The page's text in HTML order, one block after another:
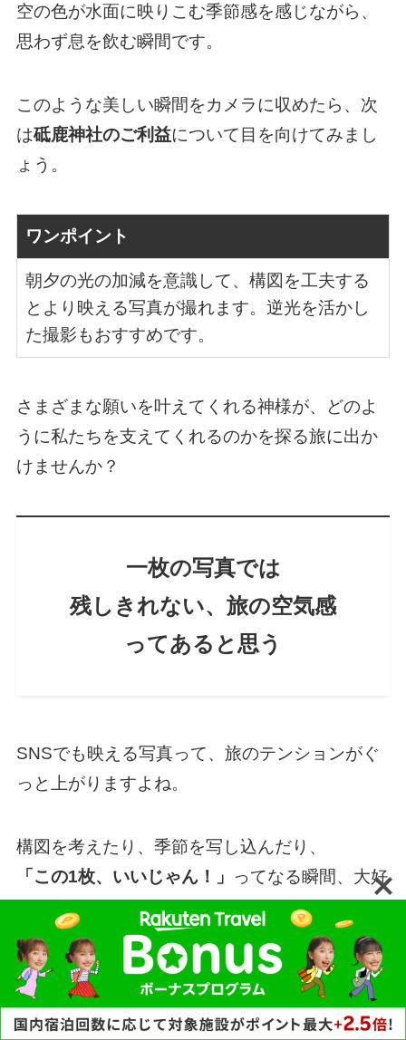
空の色が水面に映りこむ季節感を感じながら、
思わず息を飲む瞬間です。
このような美しい瞬間をカメラに収めたら、次
は砥鹿神社のご利益について目を向けてみまし
ょう。
ワンポイント
朝夕の光の加減を意識して、構図を工夫する
とより映える写真が撮れます。逆光を活かし
た撮影もおすすめです。
さまざまな願いを叶えてくれる神様が、どのよ
うに私たちを支えてくれるのかを探る旅に出か
けませんか？
一枚の写真では
残しきれない、旅の空気感
ってあると思う
SNSでも映える写真って、旅のテンションがぐ
っと上がりますよね。
構図を考えたり、季節を写し込んだり、
「この1枚、いいじゃん！」
ってなる瞬間、大好
でも最近、ふと思ったんです。
「ああ、動画にしとけばよかったか